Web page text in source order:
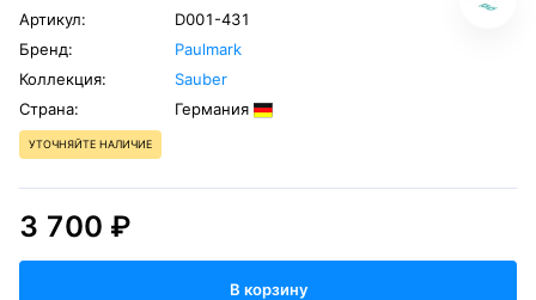
Артикул:
D001-431
Бренд:
Paulmark
Коллекция:
Sauber
Страна:
Германия
УТОЧНЯЙТЕ НАЛИЧИЕ
3 700 ₽
В корзину